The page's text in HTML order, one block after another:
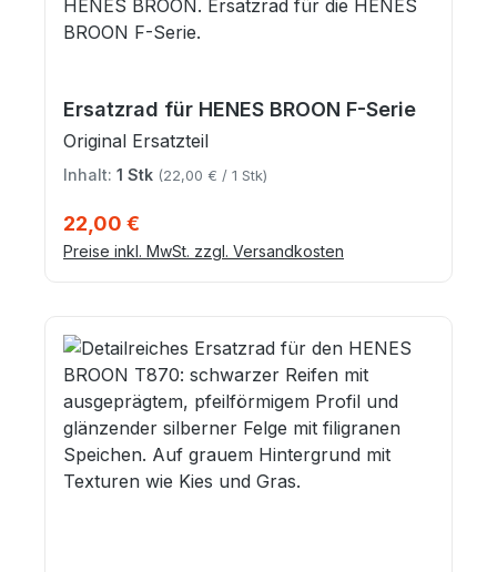
Ersatzrad für HENES BROON F-Serie
Original Ersatzteil
Inhalt: 1 Stk (22,00 € / 1 Stk)
22,00 €
Preise inkl. MwSt. zzgl. Versandkosten